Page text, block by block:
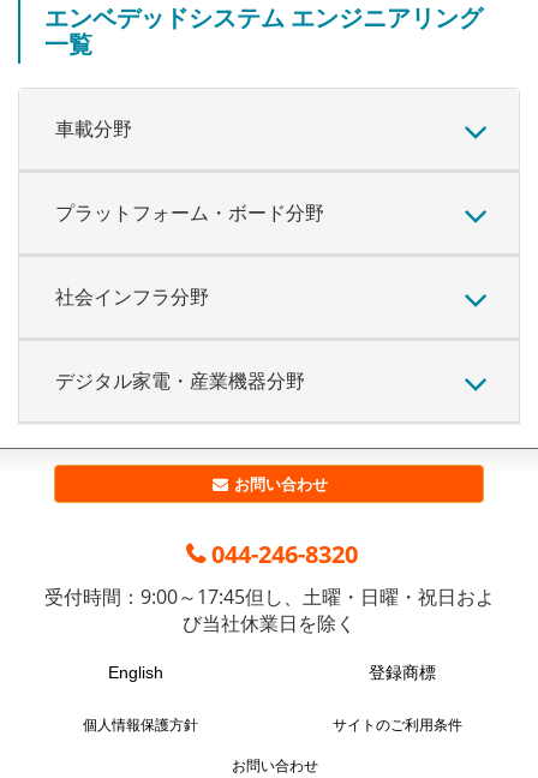
エンベデッドシステム エンジニアリング
一覧
車載分野
プラットフォーム・ボード分野
社会インフラ分野
デジタル家電・産業機器分野
お問い合わせ
電
番
号
044-246-8320
受付時間：9:00～17:45但し、土曜・日曜・祝日およ
び当社休業日を除く
English 登録商標
個人情報保護方針 サイトのご利用条件
お問い合わせ